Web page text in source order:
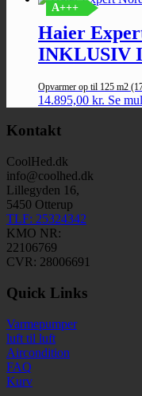
A+++
Haier
INKLUSIV
Opvarmer op til 125 m2
14.895,00 kr. Se
Kontakt
CoolHed.dk
info@coolhed.dk
Lillegyden 16,
5450 Otterup
TLF: 25324342
KMO NR:
22106769
CVR: 28006691
Quick Links
Varmepumper
luft til luft
Aircondition
FAQ
Kurv